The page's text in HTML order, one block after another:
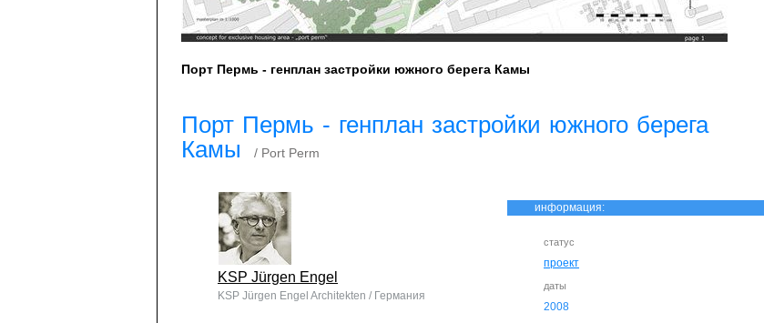
Порт Пермь - генплан застройки южного берега Камы
Порт Пермь - генплан застройки южного берега
Камы
/ Port Perm
информация:
статус
проект
даты
2008
KSP Jürgen Engel
KSP Jürgen Engel Architekten / Германия